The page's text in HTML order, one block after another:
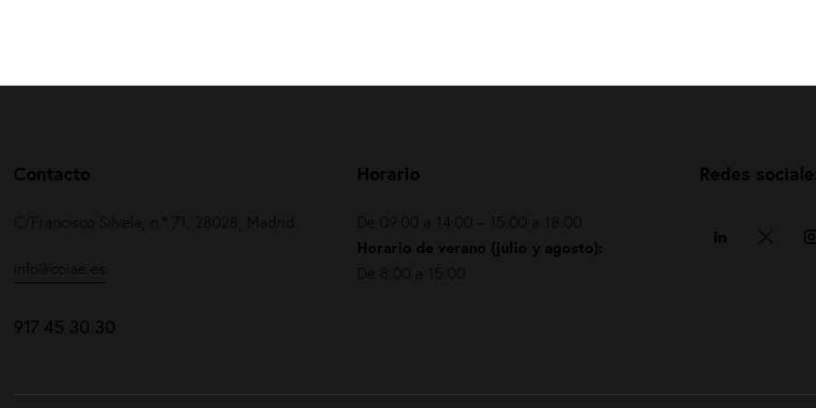
Contacto
C/Francisco Silvela, n.º 71, 28028, Madrid
info@coiae.es
917 45 30 30
Horario
De 09:00 a 14:00 – 15:00 a 18:00
Horario de verano (julio y agosto):
De 8:00 a 15:00
Redes